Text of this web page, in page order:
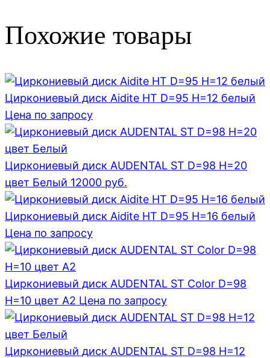
Похожие товары
Циркониевый диск Aidite HT D=95 H=12 белый
Цена по запросу
Циркониевый диск AUDENTAL ST D=98 H=20
цвет Белый 12000 руб.
Циркониевый диск Aidite HT D=95 H=16 белый
Цена по запросу
Циркониевый диск AUDENTAL ST Color D=98
H=10 цвет A2 Цена по запросу
Циркониевый диск AUDENTAL ST D=98 H=12